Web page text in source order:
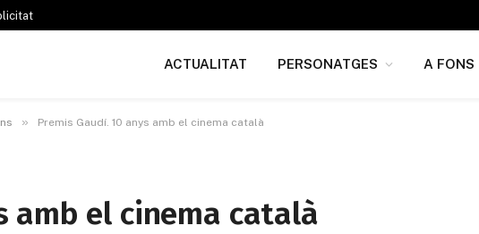
ACTUALITAT PERSONATGES A FONS
» Premis Gaudí. 10 anys amb el cinema català
amb el cinema català